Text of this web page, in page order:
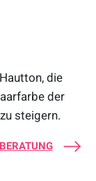
die
der
steigern.